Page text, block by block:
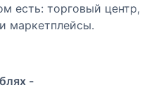
есть: торговый центр,
маркетплейсы.
«Грибово» удачно
Минского шоссе
-